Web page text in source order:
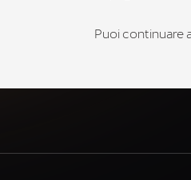
Puoi continuare